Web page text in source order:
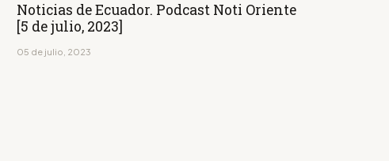
Noticias de Ecuador. Podcast Noti Oriente
[5 de julio, 2023]
05 de julio, 2023